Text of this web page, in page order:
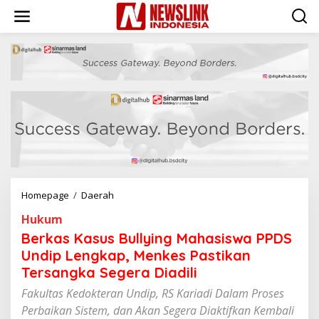
w
Homepage / Daerah
s
K
s
u
Hukum
Berkas Kasus Bullying Mahasiswa PPDS
Undip Lengkap, Menkes Pastikan
Tersangka Segera Diadili
Fakultas Kedokteran Undip, RS Kariadi Dalam Proses
Perbaikan Sistem, dan Akan Segera Diaktifkan Kembali